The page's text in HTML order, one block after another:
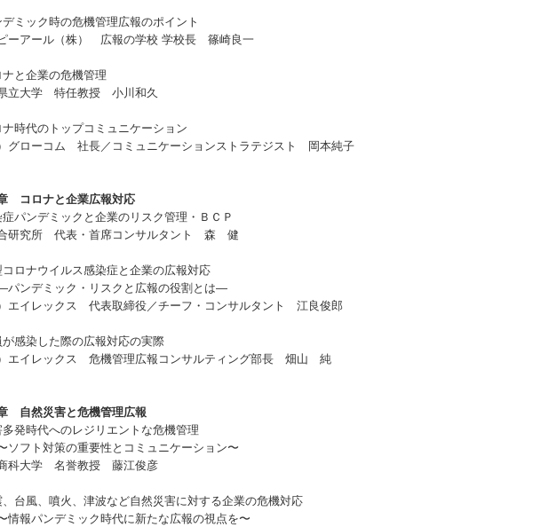
ミック時の危機管理広報のポイント
ーアール（株） 広報の学校 学校長 篠崎良一
ナと企業の危機管理
立大学 特任教授 小川和久
ナ時代のトップコミュニケーション
）グローコム 社長／コミュニケーションストラテジスト 岡本純子
コロナと企業広報対応
症パンデミックと企業のリスク管理・ＢＣＰ
研究所 代表・首席コンサルタント 森 健
コロナウイルス感染症と企業の広報対応
デミック・リスクと広報の役割とは—
）エイレックス 代表取締役／チーフ・コンサルタント 江良俊郎
が感染した際の広報対応の実際
）エイレックス 危機管理広報コンサルティング部長 畑山 純
自然災害と危機管理広報
多発時代へのレジリエントな危機管理
フト対策の重要性とコミュニケーション〜
科大学 名誉教授 藤江俊彦
、台風、噴火、津波など自然災害に対する企業の危機対応
報パンデミック時代に新たな広報の視点を〜